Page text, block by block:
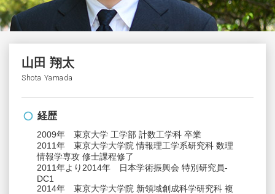
山田 翔太
Shota Yamada
経歴
2009年 東京大学 工学部 計数工学科 卒業
2011年 東京大学大学院 情報理工学系研究科 数理
情報学専攻 修士課程修了
2011年より2014年 日本学術振興会 特別研究員-
DC1
2014年 東京大学大学院 新領域創成科学研究科 複